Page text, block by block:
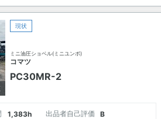
現状
ミニ油圧ショベル(ミニユンボ)
コマツ
PC30MR-2
1,383h 出品者自己評価
B